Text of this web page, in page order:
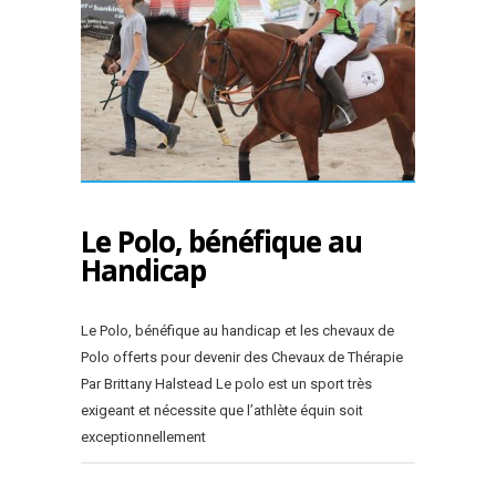
Le Polo, bénéfique au
Handicap
Le Polo, bénéfique au handicap et les chevaux de
Polo offerts pour devenir des Chevaux de Thérapie
Par Brittany Halstead Le polo est un sport très
exigeant et nécessite que l’athlète équin soit
exceptionnellement